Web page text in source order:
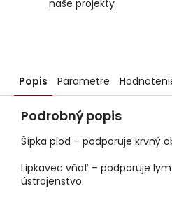
naše projekty
Popis Parametre
Podrobný popis
Šípka plod – podporuje krvný
Lipkavec vňať – podporuje
ústrojenstvo.